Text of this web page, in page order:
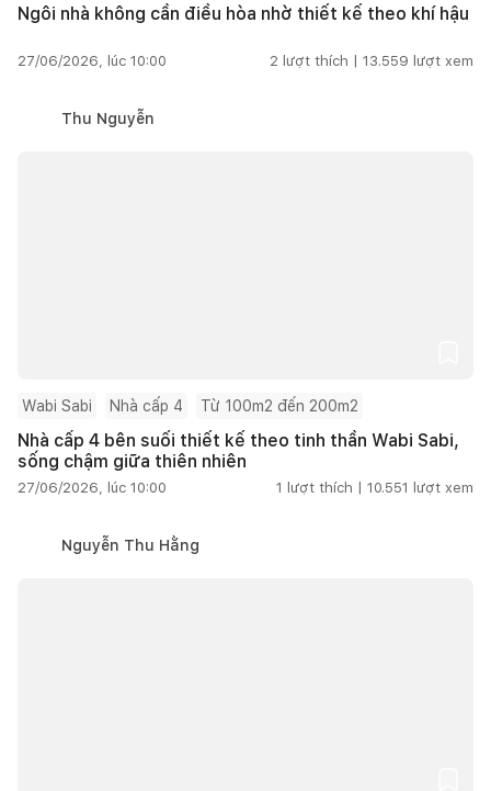
Ngôi nhà không cần điều hòa nhờ thiết kế theo khí hậu
27/06/2026, lúc 10:00 2 lượt thích | 13.559 lượt xem
Thu Nguyễn
Wabi Sabi Nhà cấp 4 Từ 100m2 đến 200m2
Nhà cấp 4 bên suối thiết kế theo tinh thần Wabi Sabi,
sống chậm giữa thiên nhiên
27/06/2026, lúc 10:00 1 lượt thích | 10.551 lượt xem
Nguyễn Thu Hằng